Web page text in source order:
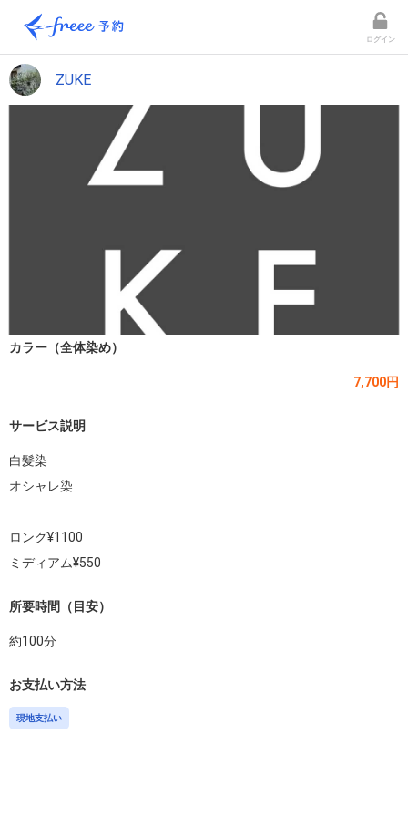
ログイン
ZUKE
カラー（全体染め）
7,700円
サービス説明
白髪染
オシャレ染
ロング¥1100
ミディアム¥550
所要時間（目安）
約100分
お支払い方法
現地支払い